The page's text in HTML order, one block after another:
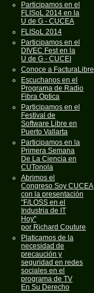
Participamos en el
FLISoL 2014 en la
U de G - CUCEA
FLISoL 2014
Participamos en el
DIVEC Fest en la
U de G - CUCEI
Conoce a FacturaLibre
Escuchanos en el
Programa de Radio
Fibra Optica
Participamos en el
Festival de
Software Libre en
Puerto Vallarta
Participamos en la
Primera Semana
De La Ciencia en
CUTonola
Abrimos el
Congreso Soy CUCEA
con la presentación
"F/LOSS en el
Industria de IT
Hoy"
por Richard Couture
Platicamos de la
necesidad de
precaución y
seguridad en redes
sociales en el
programa de TV
En Su Derecho